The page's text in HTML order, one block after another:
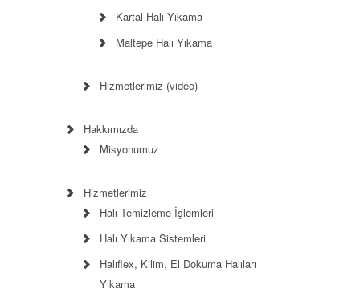
Kartal Halı Yıkama
Maltepe Halı Yıkama
Hizmetlerimiz (video)
Hakkımızda
Misyonumuz
Hizmetlerimiz
Halı Temizleme İşlemleri
Halı Yıkama Sistemleri
Halıflex, Kilim, El Dokuma Halıları
Yıkama